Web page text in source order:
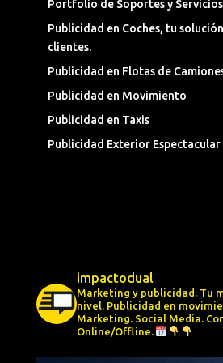
Portfolio de Soportes y Servicios
Publicidad en Coches, tu
clientes.
Publicidad en Flotas de
Publicidad en Movimiento
Publicidad en Taxis
Publicidad Exterior Espectacular
impactodual
Marketing y publicidad. Tu
nivel. Publicidad en
Marketing. Social Media.
Online/Offline.